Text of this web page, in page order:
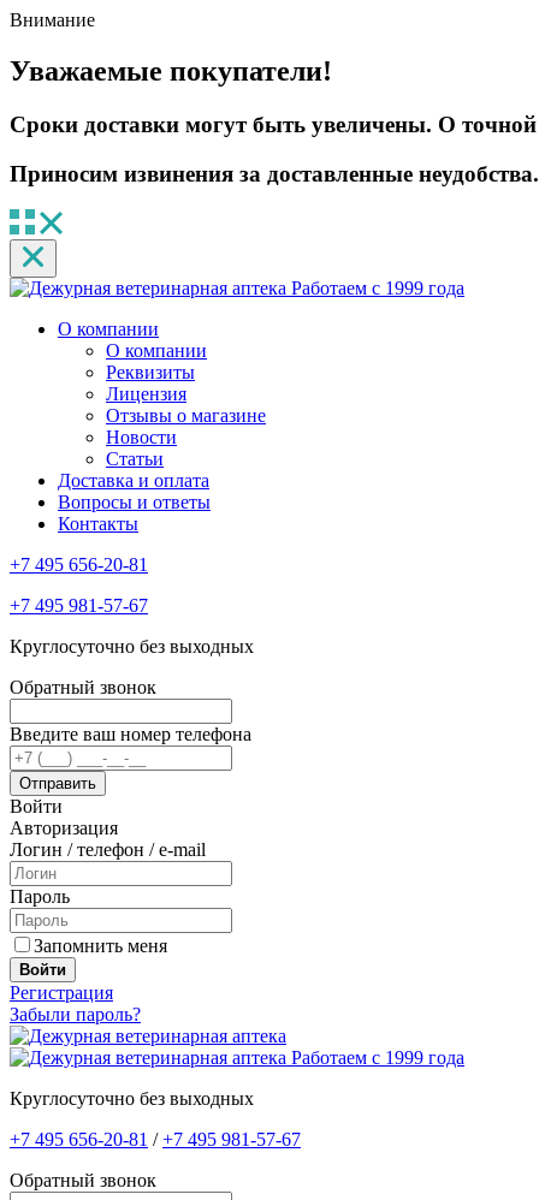
Внимание
Уважаемые покупатели!
Сроки доставки могут быть увеличены. О точной
Приносим извинения за доставленные неудобства.
Работаем с 1999 года
О компании
О компании
Реквизиты
Лицензия
Отзывы о магазине
Новости
Статьи
Доставка и оплата
Вопросы и ответы
Контакты
+7 495 656-20-81
+7 495 981-57-67
Круглосуточно без выходных
Обратный звонок
Введите ваш номер телефона
Войти
Авторизация
Логин / телефон / e-mail
Пароль
Запомнить меня
Войти
Регистрация
Забыли пароль?
Работаем с 1999 года
Круглосуточно без выходных
+7 495 656-20-81 /+7 495 981-57-67
Обратный звонок